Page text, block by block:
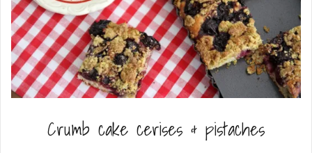
Crumb cake cerises & pistaches